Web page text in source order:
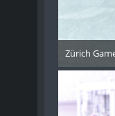
Zürich